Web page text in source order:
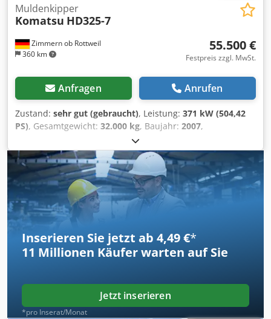
Zimmern ob Rottweil
360 km
Muldenkipper
Komatsu HD325-7
55.500 €
Festpreis zzgl. MwSt.
Anfragen Anrufen
Zustand: sehr gut (gebraucht), Leistung: 371 kW (504,42
PS), Gesamtgewicht: 32.000 kg, Baujahr: 2007,
, KOMATSU HD325-7 Baujahr:
2007 Betriebsstunden: 26.259 Std. geschlossene Kabine
Radio Klimaanlage Rückfahrkamera Muldenheizung
Muldenzustand : 60-70% erhalten Zentralschmieranlage
Reifengroße: 18.00R33: ca. 80% erhalten Motor mit 371 kW
CE / EPA Einsatzgewicht: 32. to. Crodpfx Apeyybt Sotsf
Inserieren Sie jetzt ab 4,49 €*
11 Millionen Käufer warten auf Sie
Jetzt inserieren
*pro Inserat/Monat